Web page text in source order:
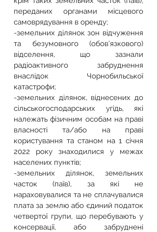
переданих органами місцевого
самоврядування в оренду;
-земельних ділянок зон відчуження
та безумовного (обов’язкового)
відселення, що зазнали
радіоактивного забруднення
внаслідок Чорнобильської
катастрофи;
-земельних ділянок, віднесених до
сільськогосподарських угідь, які
належать фізичним особам на праві
власності та/або на праві
користування та станом на 1 січня
2022 року знаходилися у межах
населених пунктів;
-земельних ділянок, земельних
часток (паїв), за які не
нараховувалися та не сплачувалися
плата за землю або єдиний податок
четвертої групи, що перебувають у
консервації, або забруднені